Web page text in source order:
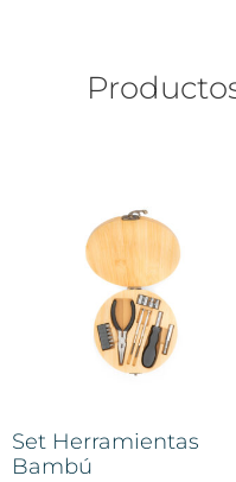
Set Herramientas
Bambú